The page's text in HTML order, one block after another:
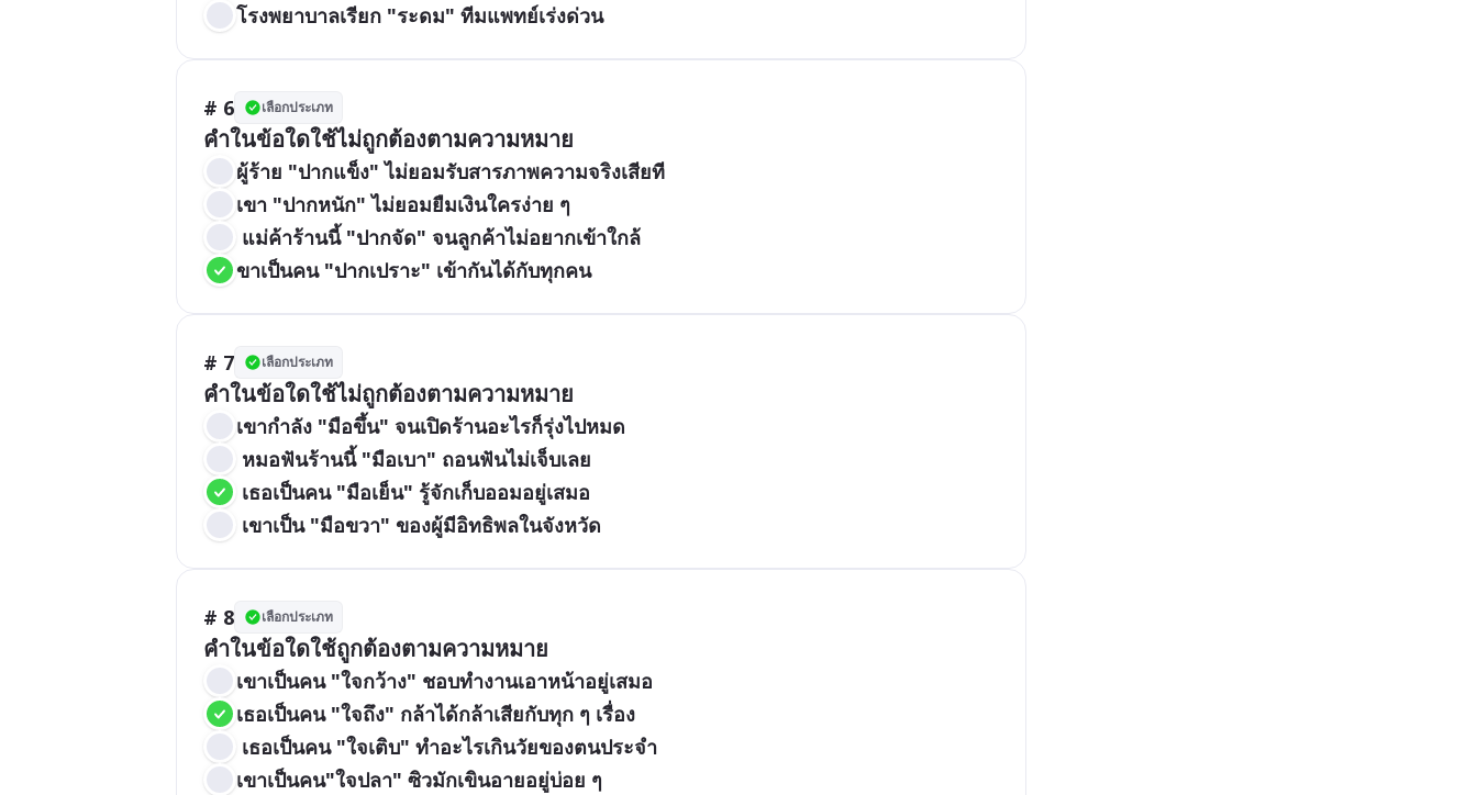
โรงพยาบาลเรียก "ระดม" ทีมแพทย์เร่งด่วน
# 6 เลือกประเภท
คำในข้อใดใช้ไม่ถูกต้องตามความหมาย
ผู้ร้าย "ปากแข็ง" ไม่ยอมรับสารภาพความจริงเสียที
เขา "ปากหนัก" ไม่ยอมยืมเงินใครง่าย ๆ
แม่ค้าร้านนี้ "ปากจัด" จนลูกค้าไม่อยากเข้าใกล้
ขาเป็นคน "ปากเปราะ" เข้ากันได้กับทุกคน
# 7 เลือกประเภท
คำในข้อใดใช้ไม่ถูกต้องตามความหมาย
เขากำลัง "มือขึ้น" จนเปิดร้านอะไรก็รุ่งไปหมด
หมอฟันร้านนี้ "มือเบา" ถอนฟันไม่เจ็บเลย
เธอเป็นคน "มือเย็น" รู้จักเก็บออมอยู่เสมอ
เขาเป็น "มือขวา" ของผู้มีอิทธิพลในจังหวัด
# 8 เลือกประเภท
คำในข้อใดใช้ถูกต้องตามความหมาย
เขาเป็นคน "ใจกว้าง" ชอบทำงานเอาหน้าอยู่เสมอ
เธอเป็นคน "ใจถึง" กล้าได้กล้าเสียกับทุก ๆ เรื่อง
เธอเป็นคน "ใจเติบ" ทำอะไรเกินวัยของตนประจำ
เขาเป็นคน"ใจปลา" ซิวมักเขินอายอยู่บ่อย ๆ